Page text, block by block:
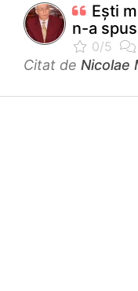
Eşti
n-a
Citat de Nicolae